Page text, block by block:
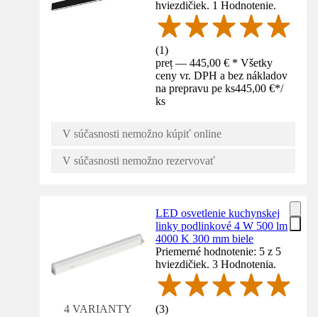
hviezdičiek. 1 Hodnotenie.
(1)
preț — 445,00 € * Všetky
ceny vr. DPH a bez nákladov
na prepravu pe ks445,00 €*/
ks
V súčasnosti nemožno kúpiť online
V súčasnosti nemožno rezervovať
4 VARIANTY
LED osvetlenie kuchynskej
linky podlinkové 4 W 500 lm
4000 K 300 mm biele
Priemerné hodnotenie: 5 z 5
hviezdičiek. 3 Hodnotenia.
(3)